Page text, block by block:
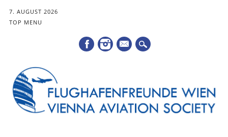
7. AUGUST 2026
TOP MENU
Mail